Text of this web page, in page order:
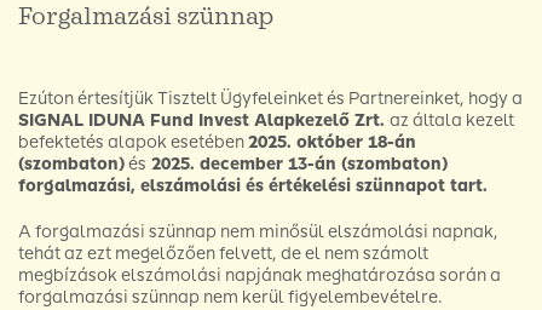
Forgalmazási szünnap
Ezúton értesítjük Tisztelt Ügyfeleinket és Partnereinket, hogy a
SIGNAL IDUNA Fund Invest Alapkezelő Zrt. az általa kezelt
befektetés alapok esetében2025. október 18-án
(szombaton)és 2025. december 13-án (szombaton)
forgalmazási, elszámolási és értékelési szünnapot tart.
A forgalmazási szünnap nem minősül elszámolási napnak,
tehát az ezt megelőzően felvett, de el nem számolt
megbízások elszámolási napjának meghatározása során a
forgalmazási szünnap nem kerül figyelembevételre.